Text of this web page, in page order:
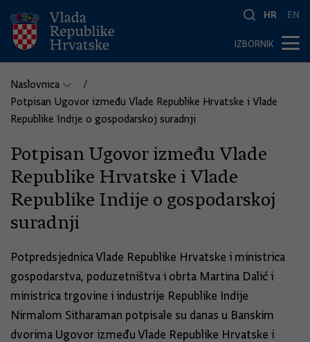
HR EN
IZBORNIK
Naslovnica
Potpisan Ugovor između Vlade Republike Hrvatske i Vlade
Republike Indije o gospodarskoj suradnji
Potpisan Ugovor između Vlade
Republike Hrvatske i Vlade
Republike Indije o gospodarskoj
suradnji
Potpredsjednica Vlade Republike Hrvatske i ministrica
gospodarstva, poduzetništva i obrta Martina Dalić i
ministrica trgovine i industrije Republike Indije
Nirmalom Sitharaman potpisale su danas u Banskim
dvorima Ugovor između Vlade Republike Hrvatske i